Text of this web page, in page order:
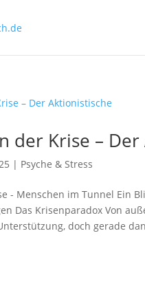
der Krise –
| Psyche & Stress
- Menschen im Tunnel Ein
Das Krisenparadox Von
doch gerade